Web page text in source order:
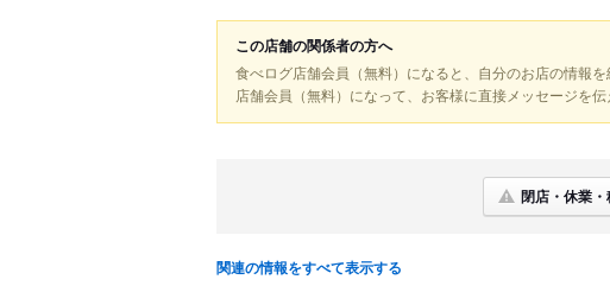
この店舗の関係者の方へ
食べログ店舗会員（無料）になると、自分のお店の情報を
店舗会員（無料）になって、お客様に直接メッセージを伝
閉店・休業
関連の情報をすべて表示する